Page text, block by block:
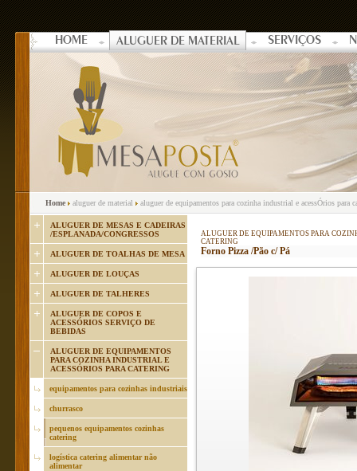
HOME ALUGUER DE MATERIAL SERVIÇOS
Home aluguer de material aluguer de equipamentos para cozinha industrial e acessÓrios para
ALUGUER DE MESAS E CADEIRAS
/ESPLANADA/CONGRESSOS
ALUGUER DE TOALHAS DE MESA
ALUGUER DE LOUÇAS
ALUGUER DE TALHERES
ALUGUER DE COPOS E
ACESSÓRIOS SERVIÇO DE
BEBIDAS
ALUGUER DE EQUIPAMENTOS
PARA COZINHA INDUSTRIAL E
ACESSÓRIOS PARA CATERING
equipamentos para cozinhas industriais
churrasco
pequenos equipamentos cozinhas
catering
logística catering alimentar não
alimentar
ALUGUER DE EQUIPAMENTOS PARA
CATERING
Forno Pizza /Pão c/ Pá